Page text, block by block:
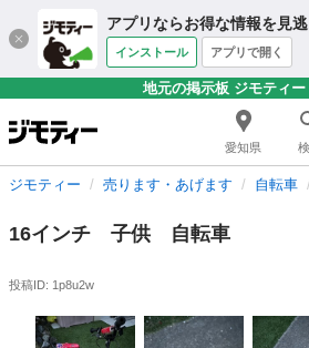
アプリならお得な情報を見逃
インストール アプリで開く
地元の掲示板 ジモティ
愛知県
ジモティー 売ります・あげます 自転車
16インチ 子供 自転車
投稿ID: 1p8u2w